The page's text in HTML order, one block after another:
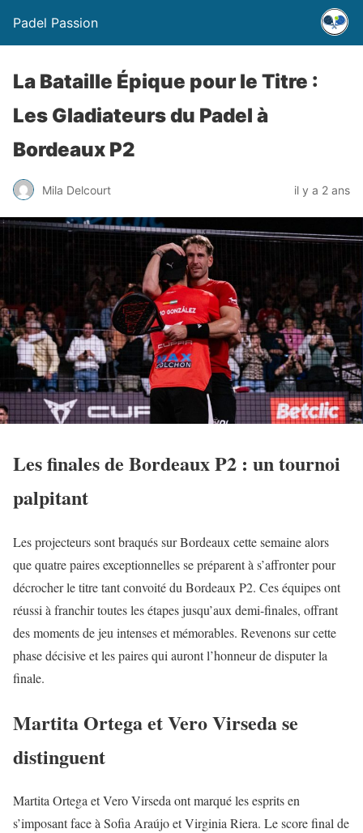
Padel Passion
La Bataille Épique pour le Titre :
Les Gladiateurs du Padel à
Bordeaux P2
Mila Delcourt il y a 2 ans
Les finales de Bordeaux P2 : un tournoi
palpitant
Les projecteurs sont braqués sur Bordeaux cette semaine alors
que quatre paires exceptionnelles se préparent à s’affronter pour
décrocher le titre tant convoité du Bordeaux P2. Ces équipes ont
réussi à franchir toutes les étapes jusqu’aux demi-finales, offrant
des moments de jeu intenses et mémorables. Revenons sur cette
phase décisive et les paires qui auront l’honneur de disputer la
finale.
Martita Ortega et Vero Virseda se
distinguent
Martita Ortega et Vero Virseda ont marqué les esprits en
s’imposant face à Sofia Araújo et Virginia Riera. Le score final de